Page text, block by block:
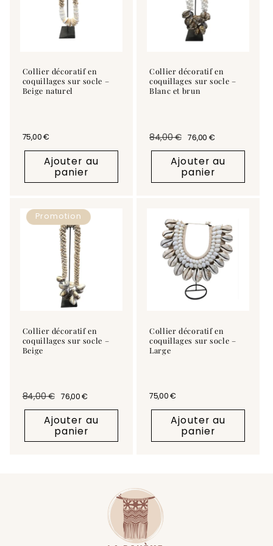
Collier décoratif en
coquillages sur socle –
Beige naturel
Prix habituel
75,00 €
Ajouter au
panier
Collier décoratif en
coquillages sur socle –
Blanc et brun
Prix habituel
84,00 €
Prix promotionnel
76,00 €
Ajouter au
panier
Promotion
Collier décoratif en
coquillages sur socle –
Beige
Prix habituel
84,00 €
Prix promotionnel
76,00 €
Ajouter au
panier
Collier décoratif en
coquillages sur socle –
Large
Prix habituel
75,00 €
Ajouter au
panier